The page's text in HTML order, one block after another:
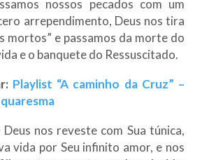
nossos pecados com um
arrependimento, Deus nos tira
mortos” e passamos da morte do
e o banquete do Ressuscitado.
Playlist “A caminho da Cruz” –
nos reveste com Sua túnica,
vida por Seu infinito amor, e nos